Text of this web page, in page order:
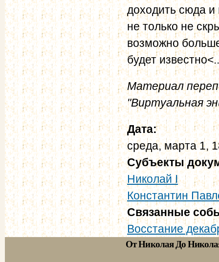
доходить сюда
не только не
возможно
будет
Материал
"Виртуальная
Дата:
среда, марта 1,
Субъекты
Николай I
Константин
Связанные
Восстание
От Николая До